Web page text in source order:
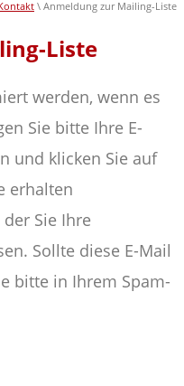
\ Anmeldung zur Mailing-Liste
Liste
werden, wenn es
Sie bitte Ihre E-
und klicken Sie auf
erhalten
Sie Ihre
Sollte diese E-Mail
bitte in Ihrem Spam-